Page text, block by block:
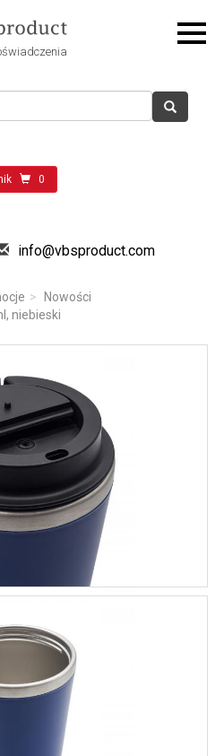
0
info@vbsproduct.com
Nowości
niebieski